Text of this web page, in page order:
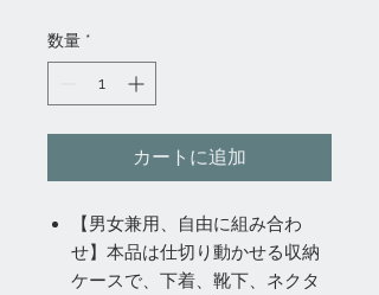
数量 *
カートに追加
【男女兼用、自由に組み合わ
せ】本品は仕切り動かせる収納
ケースで、下着、靴下、ネクタ